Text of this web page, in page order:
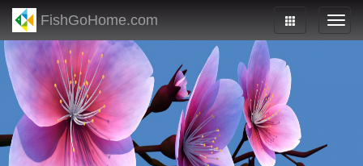
FishGoHome.com